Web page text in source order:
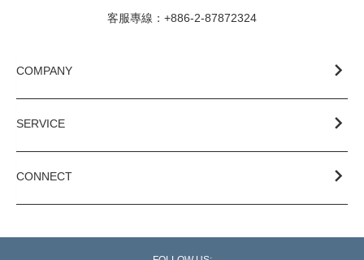
客服專線：+886-2-87872324
COMPANY
SERVICE
CONNECT